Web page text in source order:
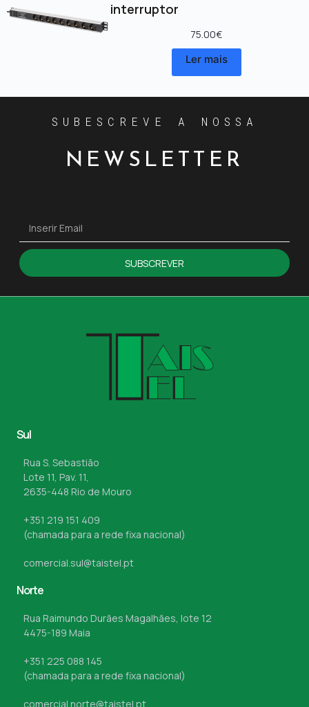
interruptor
75.00€
Ler mais
SUBESCREVE A NOSSA
NEWSLETTER
SUBSCREVER
Sul
Rua S. Sebastião
Lote 11, Pav. 11,
2635-448 Rio de Mouro
+351 219 151 409
(chamada para a rede fixa nacional)
comercial.sul@taistel.pt
Norte
Rua Raimundo Durães Magalhães, lote 12
4475-189 Maia
+351 225 088 145
(chamada para a rede fixa nacional)
comercial.norte@taistel.pt